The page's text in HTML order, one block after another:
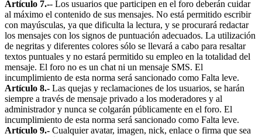
Artículo 7.-- Los usuarios que participen en el foro deberán cuidar
al máximo el contenido de sus mensajes. No está permitido escribir
con mayúsculas, ya que dificulta la lectura, y se procurará redactar
los mensajes con los signos de puntuación adecuados. La utilización
de negritas y diferentes colores sólo se llevará a cabo para resaltar
textos puntuales y no estará permitido su empleo en la totalidad del
mensaje. El foro no es un chat ni un mensaje SMS. El
incumplimiento de esta norma será sancionado como Falta leve.
Artículo 8.- Las quejas y reclamaciones de los usuarios, se harán
siempre a través de mensaje privado a los moderadores y al
administrador y nunca se colgarán públicamente en el foro. El
incumplimiento de esta norma será sancionado como Falta leve.
Artículo 9.- Cualquier avatar, imagen, nick, enlace o firma que sea